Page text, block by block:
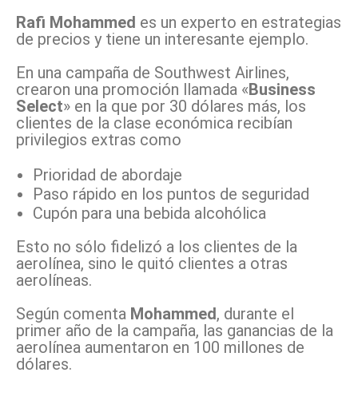
Rafi Mohammed es un experto en estrategias
de precios y tiene un interesante ejemplo.
En una campaña de Southwest Airlines,
crearon una promoción llamada «Business
Select» en la que por 30 dólares más, los
clientes de la clase económica recibían
privilegios extras como
Prioridad de abordaje
Paso rápido en los puntos de seguridad
Cupón para una bebida alcohólica
Esto no sólo fidelizó a los clientes de la
aerolínea, sino le quitó clientes a otras
aerolíneas.
Según comenta Mohammed, durante el
primer año de la campaña, las ganancias de la
aerolínea aumentaron en 100 millones de
dólares.